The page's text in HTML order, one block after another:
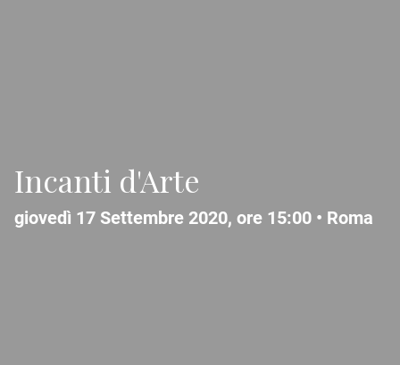
Incanti d'Arte
giovedì 17 Settembre 2020, ore 15:00 • Roma